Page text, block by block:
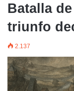
Batalla
triunfo
2.137